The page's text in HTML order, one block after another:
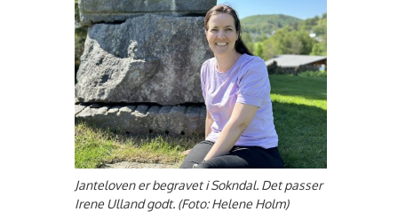
Janteloven er begravet i Sokndal. Det passer
Irene Ulland godt. (Foto: Helene Holm)